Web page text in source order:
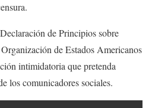
de Principios sobre
de Estados Americanos
intimidatoria que pretenda
los comunicadores sociales.